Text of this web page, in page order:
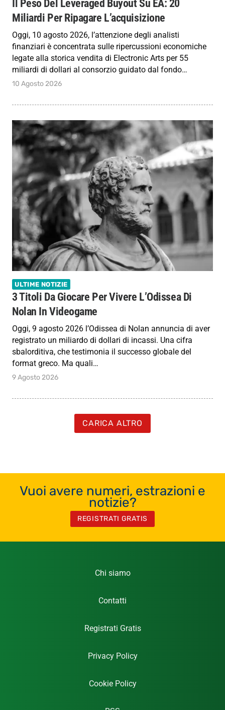
Il Peso Del Leveraged Buyout Su EA: 20
Miliardi Per Ripagare L’acquisizione
Oggi, 10 agosto 2026, l’attenzione degli analisti
finanziari è concentrata sulle ripercussioni economiche
legate alla storica vendita di Electronic Arts per 55
miliardi di dollari al consorzio guidato dal fondo…
10 Agosto 2026
ULTIME NOTIZIE
3 Titoli Da Giocare Per Vivere L’Odissea Di
Nolan In Videogame
Oggi, 9 agosto 2026 l’Odissea di Nolan annuncia di aver
registrato un miliardo di dollari di incassi. Una cifra
sbalorditiva, che testimonia il successo globale del
format greco. Ma quali…
9 Agosto 2026
CARICA ALTRO
Vuoi avere numeri, estrazioni e
notizie?
REGISTRATI GRATIS
Chi siamo
Contatti
Registrati Gratis
Privacy Policy
Cookie Policy